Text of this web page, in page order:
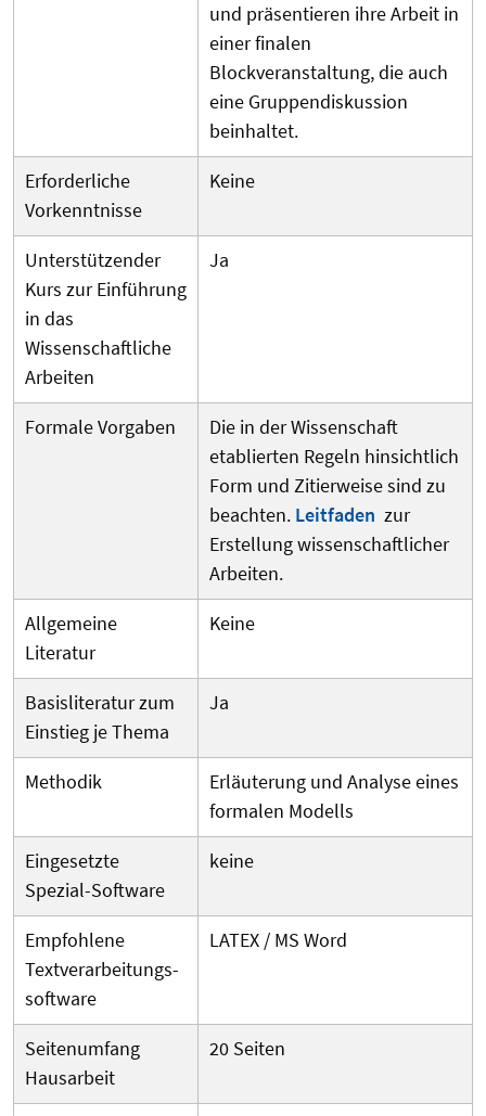
und präsentieren ihre Arbeit in
einer finalen
Blockveranstaltung, die auch
eine Gruppendiskussion
beinhaltet.
Erforderliche
Vorkenntnisse
Keine
Unterstützender
Kurs zur Einführung
in das
Wissenschaftliche
Arbeiten
Ja
Formale Vorgaben
Die in der Wissenschaft
etablierten Regeln hinsichtlich
Form und Zitierweise sind zu
beachten. Leitfaden zur
Erstellung wissenschaftlicher
Arbeiten.
Allgemeine
Literatur
Keine
Basisliteratur zum
Einstieg je Thema
Ja
Methodik
Erläuterung und Analyse eines
formalen Modells
Eingesetzte
Spezial-Software
keine
Empfohlene
Textverarbeitungs­
software
LATEX / MS Word
Seitenumfang
Hausarbeit
20 Seiten